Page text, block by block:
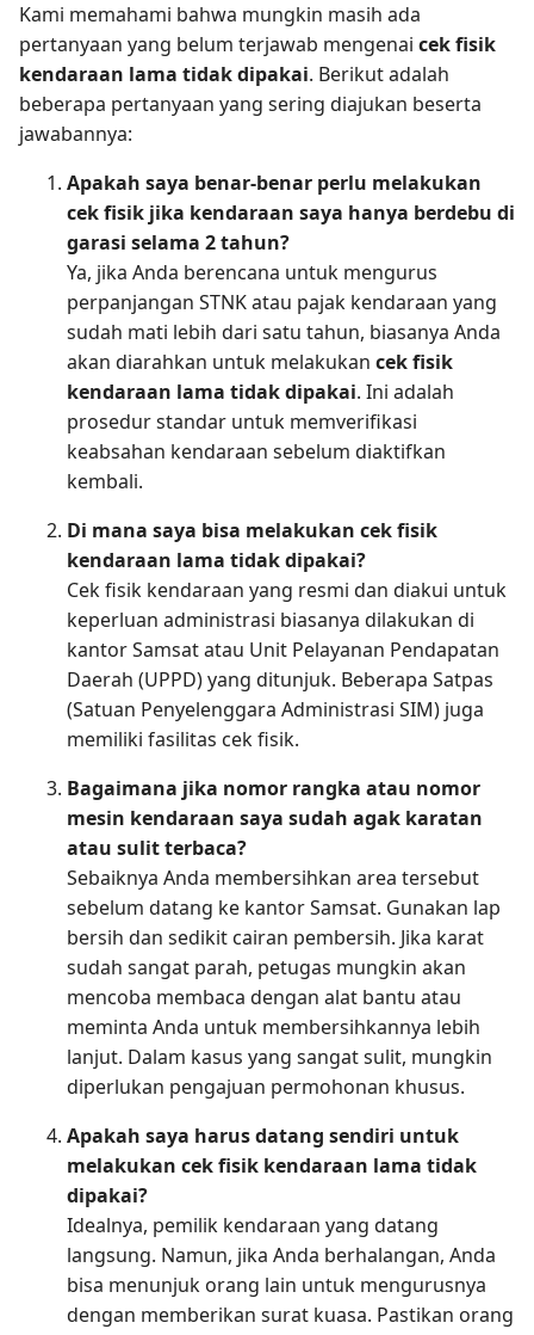
Kami memahami bahwa mungkin masih ada
pertanyaan yang belum terjawab mengenai cek fisik
kendaraan lama tidak dipakai. Berikut adalah
beberapa pertanyaan yang sering diajukan beserta
jawabannya:
Apakah saya benar-benar perlu melakukan
cek fisik jika kendaraan saya hanya berdebu di
garasi selama 2 tahun?
Ya, jika Anda berencana untuk mengurus
perpanjangan STNK atau pajak kendaraan yang
sudah mati lebih dari satu tahun, biasanya Anda
akan diarahkan untuk melakukan cek fisik
kendaraan lama tidak dipakai. Ini adalah
prosedur standar untuk memverifikasi
keabsahan kendaraan sebelum diaktifkan
kembali.
Di mana saya bisa melakukan cek fisik
kendaraan lama tidak dipakai?
Cek fisik kendaraan yang resmi dan diakui untuk
keperluan administrasi biasanya dilakukan di
kantor Samsat atau Unit Pelayanan Pendapatan
Daerah (UPPD) yang ditunjuk. Beberapa Satpas
(Satuan Penyelenggara Administrasi SIM) juga
memiliki fasilitas cek fisik.
Bagaimana jika nomor rangka atau nomor
mesin kendaraan saya sudah agak karatan
atau sulit terbaca?
Sebaiknya Anda membersihkan area tersebut
sebelum datang ke kantor Samsat. Gunakan lap
bersih dan sedikit cairan pembersih. Jika karat
sudah sangat parah, petugas mungkin akan
mencoba membaca dengan alat bantu atau
meminta Anda untuk membersihkannya lebih
lanjut. Dalam kasus yang sangat sulit, mungkin
diperlukan pengajuan permohonan khusus.
Apakah saya harus datang sendiri untuk
melakukan cek fisik kendaraan lama tidak
dipakai?
Idealnya, pemilik kendaraan yang datang
langsung. Namun, jika Anda berhalangan, Anda
bisa menunjuk orang lain untuk mengurusnya
dengan memberikan surat kuasa. Pastikan orang